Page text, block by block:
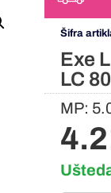
Šifra
Exe
LC
MP: